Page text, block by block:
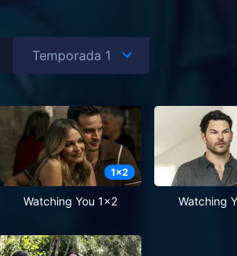
1x2
Watching You 1x2 Watching